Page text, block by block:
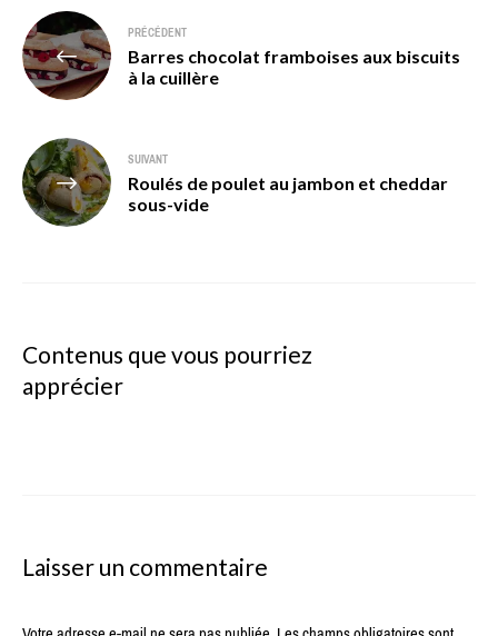
Navigation
de
l’article
PRÉCÉDENT
Barres chocolat framboises aux biscuits
à la cuillère
SUIVANT
Roulés de poulet au jambon et cheddar
sous-vide
Contenus que vous pourriez
apprécier
Laisser un commentaire